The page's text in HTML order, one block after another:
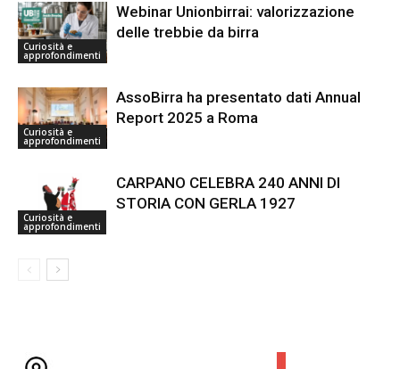
Curiosità e
approfondimenti
Webinar Unionbirrai: valorizzazione
delle trebbie da birra
Curiosità e
approfondimenti
AssoBirra ha presentato dati Annual
Report 2025 a Roma
Curiosità e
approfondimenti
CARPANO CELEBRA 240 ANNI DI
STORIA CON GERLA 1927